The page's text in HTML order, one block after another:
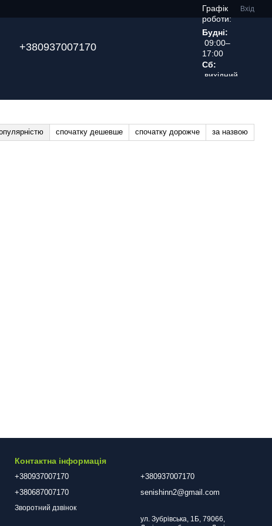
Вхід
+380937007170
Графік
роботи:
Будні:
09:00–
17:00
Сб:
вихідний
спочатку дешевше спочатку дорожче за назвою
Контактна інформація
+380937007170
+380687007170
Зворотний дзвінок
+380937007170
senishinn2@gmail.com
ул. Зубрівська, 1Б, 79066,